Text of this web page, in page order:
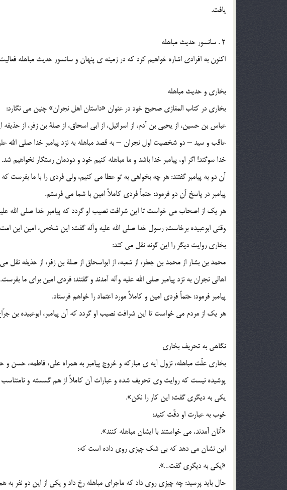
یافت.
2 . سانسور حدیث مباهله
اکنون به افرادى اشاره خواهیم کرد که در زمینه ی پنهان و سانسور حدیث مباهله
بخارى و حدیث مباهله
بخارى در کتاب المغازى صحیح خود در عنوان «داستان اهل نجران» چنین مى نگارد:
عباس بن حسین، از یحیى بن آدم، از اسرائیل، از ابى اسحاق، از صلة بن زفر، از
عاقب و سید – دو شخصیت اول نجران – به قصد مباهله به نزد پیامبر خدا صلى الله
خدا سوگند! اگر او، پیامبر خدا باشد و ما مباهله کنیم خود و دودمان رستگار نخواهیم شد.
آن دو به پیامبر گفتند: هر چه بخواهى به تو عطا مى کنیم، ولى فردى را با ما بفرست
پیامبر در پاسخ آن دو فرمود: حتماً فردى کاملاً امین با شما مى فرستم.
هر یک از اصحاب مى خواست تا این شرافت نصیب او گردد که پیامبر خدا صلى الله علیه
وقتى ابوعبیده برخاست; رسول خدا صلى الله علیه وآله گفت: این شخص، امین این
بخارى روایت دیگر را این گونه نقل مى کند:
محمد بن بشار از محمد بن جعفر، از شعبه، از ابواسحاق از صلة بن زفر، از حذیفه نقل
اهالى نجران به نزد پیامبر صلى الله علیه وآله آمدند و گفتند: فردى امین براى ما بفرست.
پیامبر فرمود: حتماً فردى امین و کاملاً مورد اعتماد را خواهم فرستاد.
هر یک از مردم مى خواست تا این شرافت نصیب او گردد که آن پیامبر، ابوعبیده بن جرّاح
نگاهى به تحریف بخارى
بخارى علّت مباهله، نزول آیه ی مبارکه و خروج پیامبر به همراه على، فاطمه، حسن
پوشیده نیست که روایت وى تحریف شده و عبارات آن کاملاً از هم گسسته و نامتناسب
یکى به دیگرى گفت: این کار را نکن».
خوب به عبارت او دقّت کنید:
«آنان آمدند، مى خواستند با ایشان مباهله کنند».
این نشان مى دهد که بى شک چیزى روى داده است که:
«یکى به دیگرى گفت…».
حال باید پرسید: چه چیزى روى داد که ماجراى مباهله رخ داد و یکى از این دو نفر به